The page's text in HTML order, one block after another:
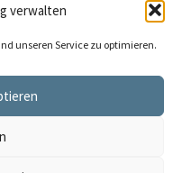
verwalten
unseren Service zu optimieren.